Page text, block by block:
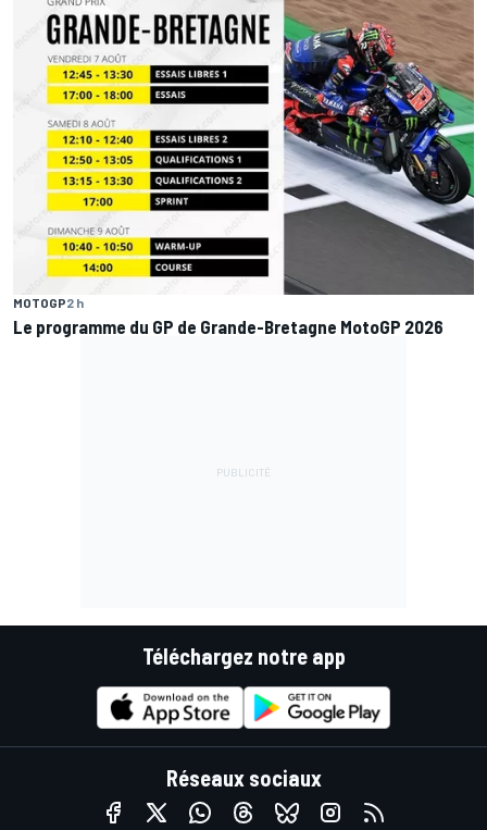
MOTOGP2 h
Le programme du GP de Grande-Bretagne MotoGP 2026
Téléchargez notre app
Réseaux sociaux